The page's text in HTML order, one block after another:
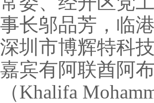
事长邬品芳，临
深圳市博辉特科
嘉宾有阿联酋阿
（Khalifa